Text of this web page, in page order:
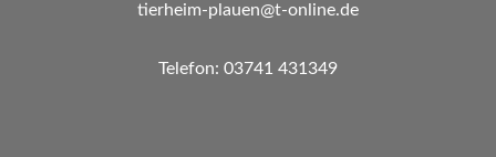
tierheim-plauen@t-online.de
Telefon: 03741 431349